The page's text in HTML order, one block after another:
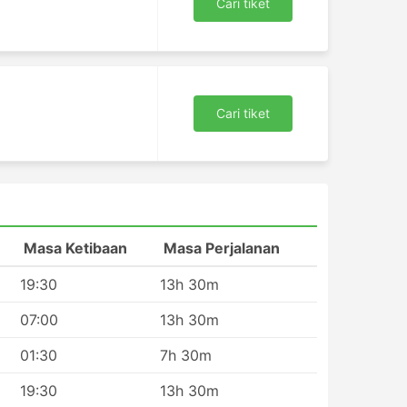
Cari tiket
Cari tiket
Masa Ketibaan
Masa Perjalanan
19:30
13h 30m
07:00
13h 30m
01:30
7h 30m
19:30 13h 30m